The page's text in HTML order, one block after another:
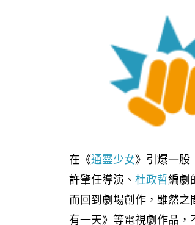
在《通靈少女》引爆一股
許肇任導演、 杜政哲編劇
而回到劇場創作，雖然之
有一天》等電視劇作品